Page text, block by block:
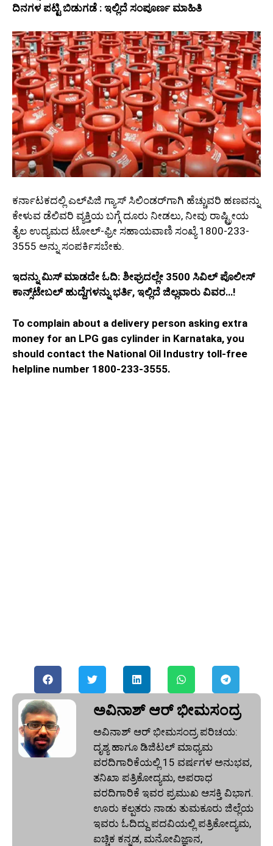
ದಿನಗಳ ಪಟ್ಟಿ ಬಿಡುಗಡೆ : ಇಲ್ಲಿದೆ ಸಂಪೂರ್ಣ ಮಾಹಿತಿ
ಕರ್ನಾಟಕದಲ್ಲಿ ಎಲ್‌ಪಿಜಿ ಗ್ಯಾಸ್ ಸಿಲಿಂಡರ್‌ಗಾಗಿ ಹೆಚ್ಚುವರಿ ಹಣವನ್ನು
ಕೇಳುವ ಡೆಲಿವರಿ ವ್ಯಕ್ತಿಯ ಬಗ್ಗೆ ದೂರು ನೀಡಲು, ನೀವು ರಾಷ್ಟ್ರೀಯ
ತೈಲ ಉದ್ಯಮದ ಟೋಲ್-ಫ್ರೀ ಸಹಾಯವಾಣಿ ಸಂಖ್ಯೆ 1800-233-
3555 ಅನ್ನು ಸಂಪರ್ಕಿಸಬೇಕು.
ಇದನ್ನು ಮಿಸ್‌ ಮಾಡದೇ ಓದಿ: ಶೀಘ್ರದಲ್ಲೇ 3500 ಸಿವಿಲ್ ಪೊಲೀಸ್
ಕಾನ್ಸ್‌ಟೇಬಲ್ ಹುದ್ದೆಗಳನ್ನು ಭರ್ತಿ, ಇಲ್ಲಿದೆ ಜಿಲ್ಲವಾರು ವಿವರ…!
To complain about a delivery person asking extra
money for an LPG gas cylinder in Karnataka, you
should contact the National Oil Industry toll-free
helpline number 1800-233-3555.
ಅವಿನಾಶ್‌ ಆರ್‌ ಭೀಮಸಂದ್ರ
ಅವಿನಾಶ್‌ ಆರ್‌ ಭೀಮಸಂದ್ರ ಪರಿಚಯ:
ದೃಶ್ಯ ಹಾಗೂ ಡಿಜಿಟಲ್ ಮಾಧ್ಯಮ
ವರದಿಗಾರಿಕೆಯಲ್ಲಿ 15 ವರ್ಷಗಳ ಅನುಭವ,
ತನಿಖಾ ಪತ್ರಿಕೋದ್ಯಮ, ಅಪರಾಧ
ವರದಿಗಾರಿಕೆ ಇವರ ಪ್ರಮುಖ ಆಸಕ್ತಿ ವಿಭಾಗ.
ಊರು ಕಲ್ಪತರು ನಾಡು ತುಮಕೂರು ಜಿಲ್ಲೆಯ
ಇವರು ಓದಿದ್ದು ಪದವಿಯಲ್ಲಿ ಪತ್ರಿಕೋದ್ಯಮ,
ಐಚ್ಚಿಕ ಕನ್ನಡ, ಮನೋವಿಜ್ಞಾನ,